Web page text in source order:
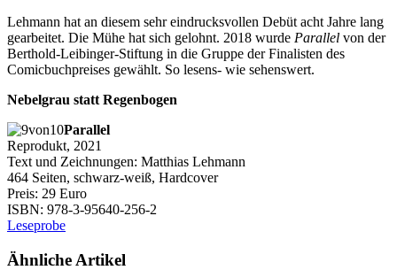
Lehmann hat an diesem sehr eindrucksvollen Debüt acht Jahre lang
gearbeitet. Die Mühe hat sich gelohnt. 2018 wurde Parallel von der
Berthold-Leibinger-Stiftung in die Gruppe der Finalisten des
Comicbuchpreises gewählt. So lesens- wie sehenswert.
Nebelgrau statt Regenbogen
Parallel
Reprodukt, 2021
Text und Zeichnungen: Matthias Lehmann
464 Seiten, schwarz-weiß, Hardcover
Preis: 29 Euro
ISBN: 978-3-95640-256-2
Leseprobe
Ähnliche Artikel